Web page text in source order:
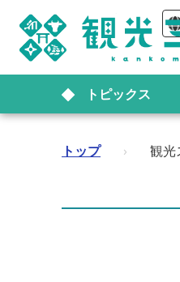
トピックス
トップ › 観光